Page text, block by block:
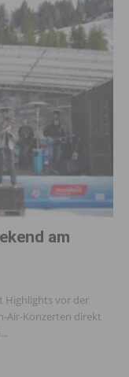
am
Highlights vor der
Air-Konzerten direkt